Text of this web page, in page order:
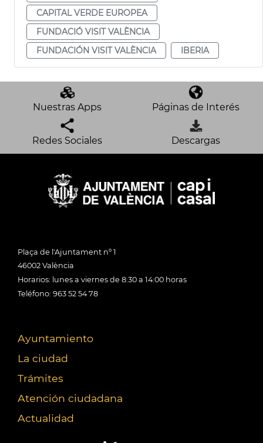
CAPITAL VERDE EUROPEA
FUNDACIÓ VISIT VALÈNCIA
FUNDACIÓN VISIT VALÈNCIA
IBERIA
Nuestras Apps Páginas de Interés
Redes Sociales Descargas
Plaça de l'Ajuntament nº 1
46002 València
Horarios: lunes a viernes de 8:30 a 14:00 horas
Teléfono: 963 52 54 78
Ayuntamiento
La ciudad
Trámites
Atención ciudadana
Actualidad